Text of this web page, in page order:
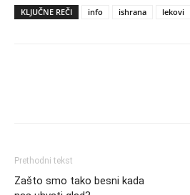
KLJUČNE REČI info ishrana lekovi
Prethodni tekst
Zašto smo tako besni kada